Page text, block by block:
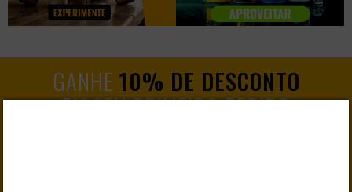
GANHE 10% DE DESCONTO
EM SEU PRIMEIRO PEDIDO